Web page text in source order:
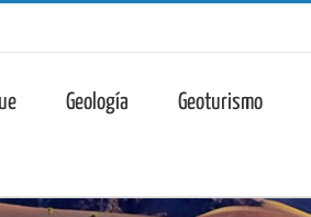
Geología Geoturismo